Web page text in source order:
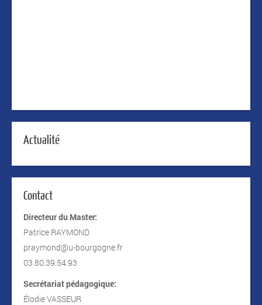
Actualité
Contact
Directeur du Master:
Patrice RAYMOND
praymond@u-bourgogne.fr
03.80.39.54.93
Secrétariat pédagogique:
Élodie VASSEUR